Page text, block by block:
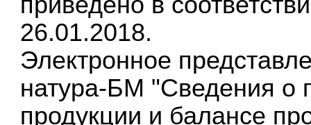
26.01.2018.
Электронное
натура-БМ "Сведения о
продукции и балансе